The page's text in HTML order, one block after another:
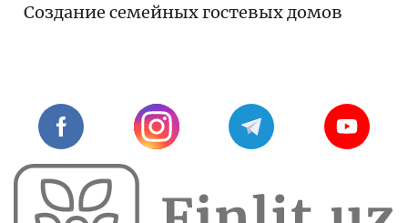
Создание семейных гостевых домов